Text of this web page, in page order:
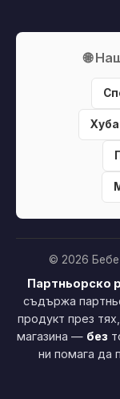
🌐
© 2026
Партньорско
съдържа
продукт през
магазина — без
ни помага да